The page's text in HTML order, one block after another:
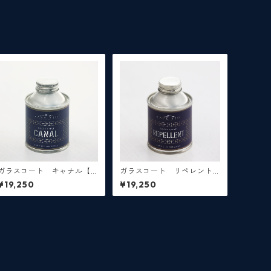
ラスコート キャナル【9
】※3台程度施工可能、
ラスコーティング剤
ガラスコート リペレント
【90mL】※3台程度施工可
能、ガラスコーティング剤
¥19,250